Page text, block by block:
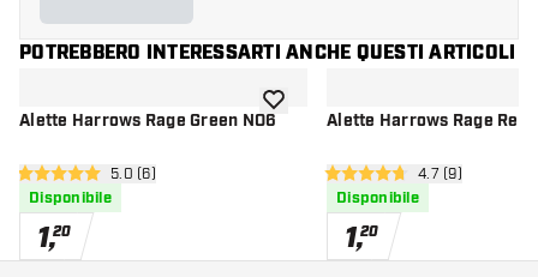
POTREBBERO INTERESSARTI ANCHE QUESTI ARTICOLI
Alette Harrows Rage Green NO6
apri pannello recensioni
5 stelle di valutazione
5.0 (6)
Disponibile
1,20
aggiungi alla lista dei desideri
Alette Harrows Rage Red
apri pannello
4.7 stelle di valutazione
4.7 (9)
Disponibile
1,20